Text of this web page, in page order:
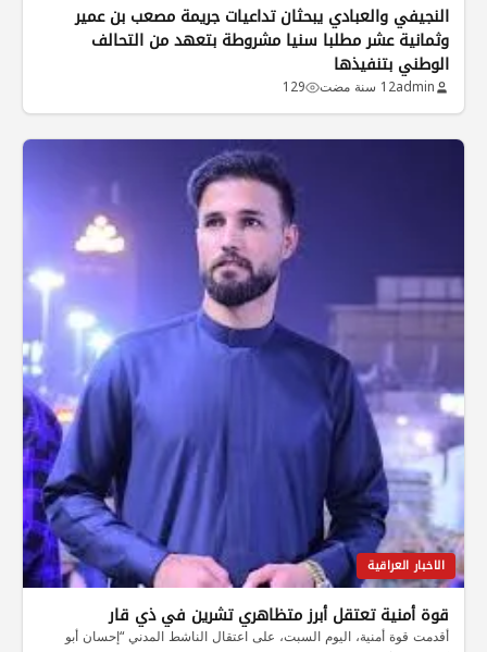
النجيفي والعبادي يبحثان تداعيات جريمة مصعب بن عمير
وثمانية عشر مطلبا سنيا مشروطة بتعهد من التحالف
الوطني بتنفيذها
admin12 سنة مضت 129
الاخبار العراقية
قوة أمنية تعتقل أبرز متظاهري تشرين في ذي قار
أقدمت قوة أمنية، اليوم السبت، على اعتقال الناشط المدني “إحسان أبو